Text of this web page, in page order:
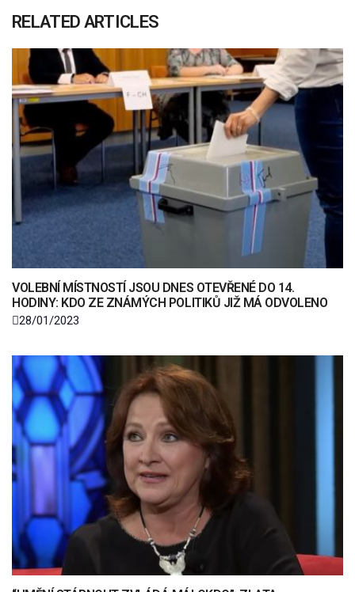
RELATED ARTICLES
VOLEBNÍ MÍSTNOSTÍ JSOU DNES OTEVŘENÉ DO 14.
HODINY: KDO ZE ZNÁMÝCH POLITIKŮ JIŽ MÁ ODVOLENO
28/01/2023